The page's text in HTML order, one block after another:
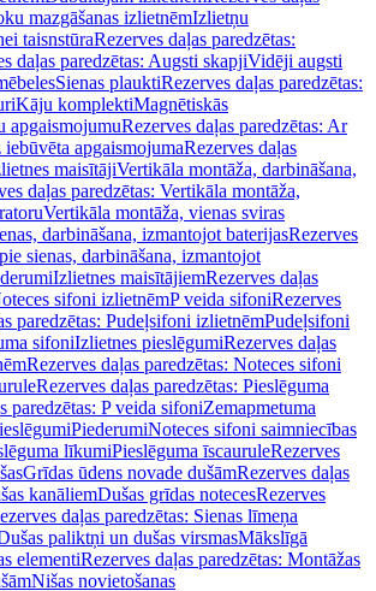
mazgāšanas izlietnēmIzlietņu
taisnstūraRezerves daļas paredzētas:
daļas paredzētas: Augsti skapjiVidēji augsti
Sienas plauktiRezerves daļas paredzētas:
Kāju komplektiMagnētiskās
apgaismojumuRezerves daļas paredzētas: Ar
iebūvēta apgaismojumaRezerves daļas
maisītājiVertikāla montāža, darbināšana,
daļas paredzētas: Vertikāla montāža,
Vertikāla montāža, vienas sviras
darbināšana, izmantojot baterijasRezerves
sienas, darbināšana, izmantojot
Izlietnes maisītājiemRezerves daļas
sifoni izlietnēmP veida sifoniRezerves
paredzētas: Pudeļsifoni izlietnēmPudeļsifoni
sifoniIzlietnes pieslēgumiRezerves daļas
Rezerves daļas paredzētas: Noteces sifoni
Rezerves daļas paredzētas: Pieslēguma
paredzētas: P veida sifoniZemapmetuma
PiederumiNoteces sifoni saimniecības
līkumiPieslēguma īscauruleRezerves
Grīdas ūdens novade dušāmRezerves daļas
kanāliemDušas grīdas notecesRezerves
daļas paredzētas: Sienas līmeņa
paliktņi un dušas virsmasMākslīgā
elementiRezerves daļas paredzētas: Montāžas
Nišas novietošanas